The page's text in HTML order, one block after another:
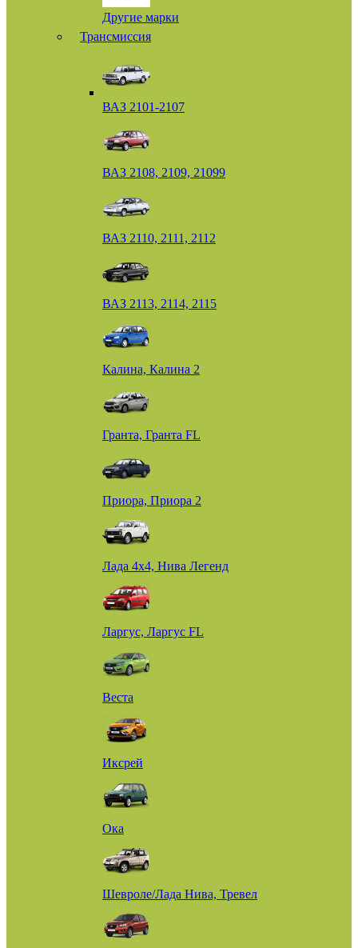
Другие марки
Трансмиссия
ВАЗ 2101-2107
ВАЗ 2108, 2109, 21099
ВАЗ 2110, 2111, 2112
ВАЗ 2113, 2114, 2115
Калина, Калина 2
Гранта, Гранта FL
Приора, Приора 2
Лада 4х4, Нива Легенд
Ларгус, Ларгус FL
Веста
Иксрей
Ока
Шевроле/Лада Нива, Тревел